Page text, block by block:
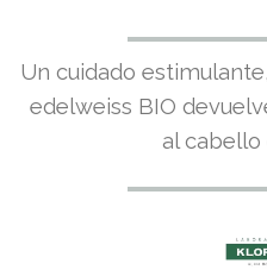
cliente
Un cuidado
edelweiss BIO
al cabello